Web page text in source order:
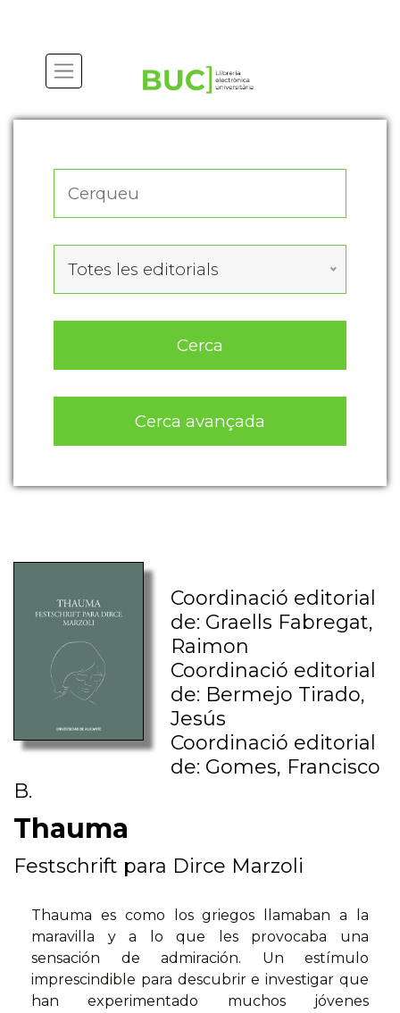
Totes les editorials
Cerca
Cerca avançada
Coordinació editorial
de: Graells Fabregat,
Raimon
Coordinació editorial
de: Bermejo Tirado,
Jesús
Coordinació editorial
de: Gomes, Francisco
B.
Thauma
Festschrift para Dirce Marzoli
Thauma es como los griegos llamaban a la
maravilla y a lo que les provocaba una
sensación de admiración. Un estímulo
imprescindible para descubrir e investigar que
han experimentado muchos jóvenes